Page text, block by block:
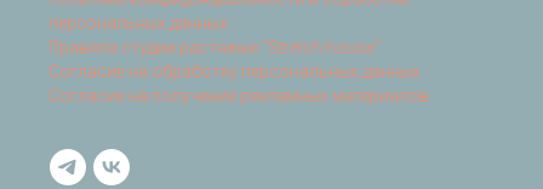
персональных данных
Правила студии растяжки "Stretch house"
Согласие на обработку персональных данных
Согласие на получение рекламных материалов